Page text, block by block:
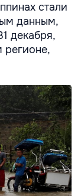
стали
данным,
декабря,
регионе,